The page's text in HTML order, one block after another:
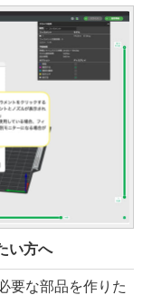
い方へ
要な部品を作りた